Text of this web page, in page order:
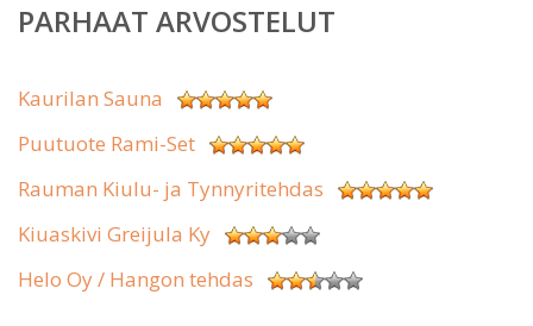
PARHAAT ARVOSTELUT
Kaurilan Sauna
Puutuote Rami-Set
Rauman Kiulu- ja Tynnyritehdas
Kiuaskivi Greijula Ky
Helo Oy / Hangon tehdas